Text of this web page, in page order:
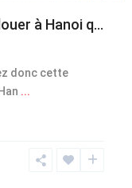
à Hanoi q...
donc cette
...